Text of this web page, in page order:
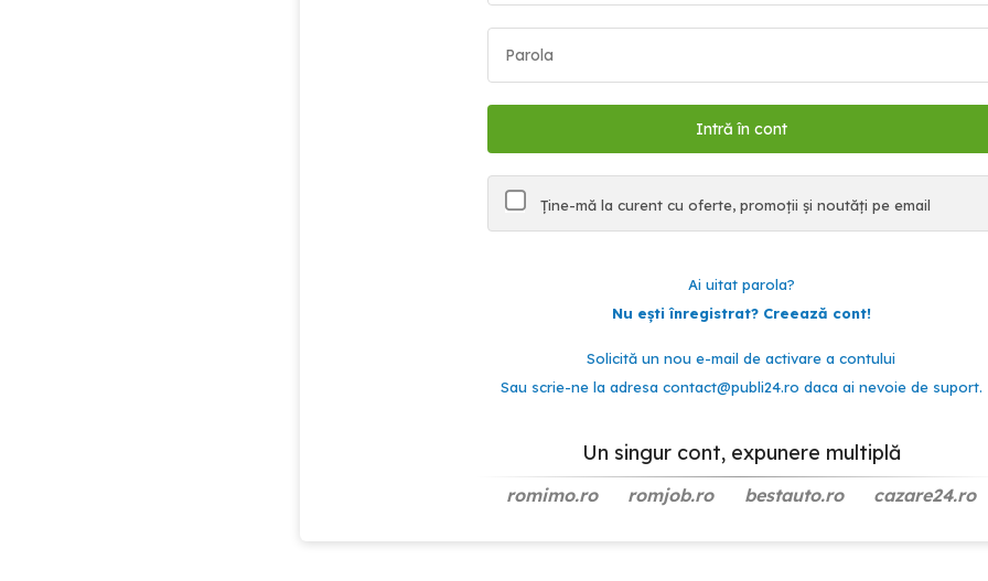
Ține-mă la curent cu oferte, promoții și noutăți pe email
Ai uitat parola?
Nu ești înregistrat? Creează cont!
Solicită un nou e-mail de activare a contului
Sau scrie-ne la adresa contact@publi24.ro daca ai nevoie de suport.
Un singur cont, expunere multiplă
romimo.ro romjob.ro bestauto.ro cazare24.ro